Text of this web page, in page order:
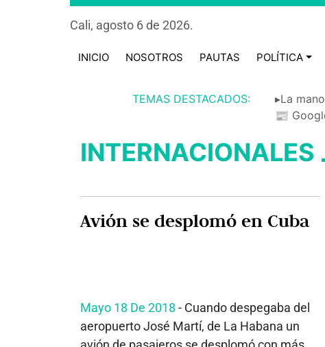
Cali, agosto 6 de 2026.
INICIO NOSOTROS PAUTAS POLÍTICA
TEMAS DESTACADOS: ▸La
📰
INTERNACIONALES
Avión se desplomó en Cuba
Mayo 18 De 2018 - Cuando despegaba del
aeropuerto José Martí, de La Habana un